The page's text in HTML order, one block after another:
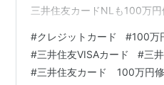
三井住友カードNLも100万
で11月から再スタートです。
6ヶ月で60％なのでまずまず
ましたが「三井住友カードレ
#クレジットカード #100万
#三井住友VISAカード #三
#三井住友カード 100万円